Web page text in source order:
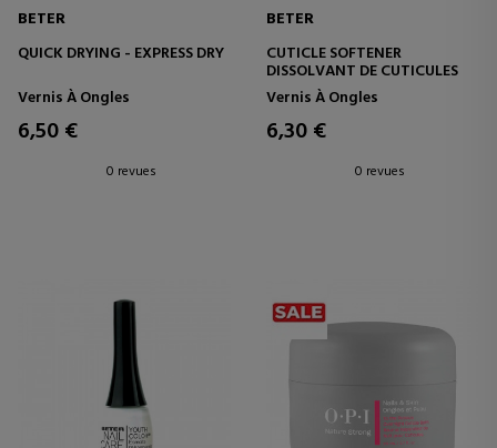
BETER
QUICK DRYING - EXPRESS DRY
Vernis À Ongles
6,50 €
0 revues
BETER
CUTICLE SOFTENER
DISSOLVANT DE CUTICULES
Vernis À Ongles
6,30 €
0 revues